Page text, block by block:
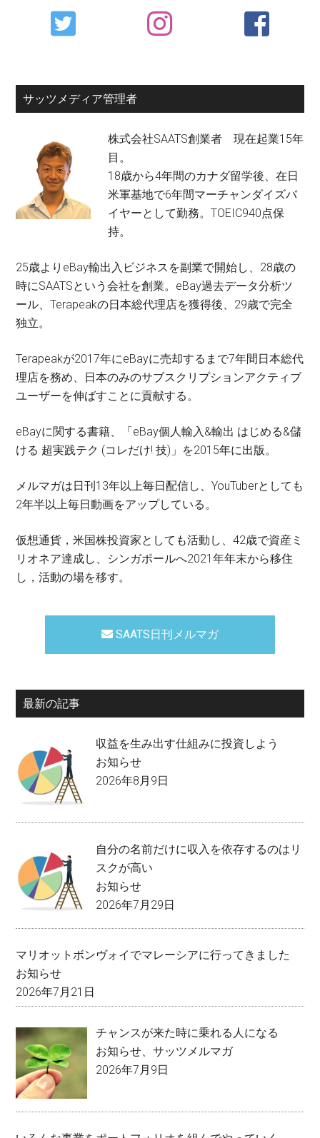
Primary
Sidebar
サッツメディア管理者
株式会社SAATS創業者 現在起業15年
目。
18歳から4年間のカナダ留学後、在日
米軍基地で6年間マーチャンダイズバ
イヤーとして勤務。TOEIC940点保
持。
25歳よりeBay輸出入ビジネスを副業で開始し、28歳の
時にSAATSという会社を創業。eBay過去データ分析ツ
ール、Terapeakの日本総代理店を獲得後、29歳で完全
独立。
Terapeakが2017年にeBayに売却するまで7年間日本総代
理店を務め、日本のみのサブスクリプションアクティブ
ユーザーを伸ばすことに貢献する。
eBayに関する書籍、「eBay個人輸入&輸出 はじめる&儲
ける 超実践テク (コレだけ! 技)」を2015年に出版。
メルマガは日刊13年以上毎日配信し、YouTuberとしても
2年半以上毎日動画をアップしている。
仮想通貨，米国株投資家としても活動し、42歳で資産ミ
リオネア達成し、シンガポールへ2021年年末から移住
し，活動の場を移す。
SAATS日刊メルマガ
最新の記事
収益を生み出す仕組みに投資しよう
お知らせ
2026年8月9日
自分の名前だけに収入を依存するのはリ
スクが高い
お知らせ
2026年7月29日
マリオットボンヴォイでマレーシアに行ってきました
お知らせ
2026年7月21日
チャンスが来た時に乗れる人になる
お知らせ 、サッツメルマガ
2026年7月9日